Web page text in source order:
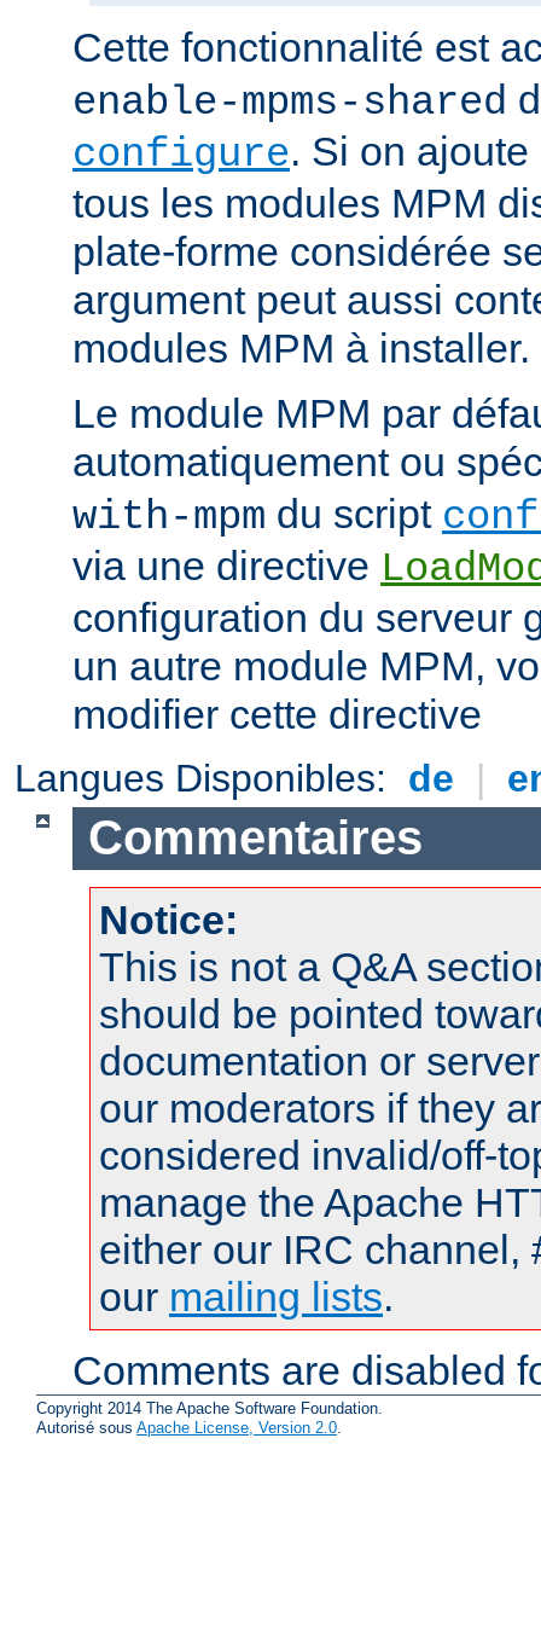
Cette fonctionnalité est
enable-mpms-shared
configure. Si on
tous les modules MPM
plate-forme considérée
argument peut aussi
modules MPM à installer.
Le module MPM par
automatiquement ou
with-mpm du script
via une directive
configuration du serveur
un autre module MPM,
modifier cette directive
Langues Disponibles: de |
Commentaires
Notice:
This is not a Q&A
should be pointed
documentation or
our moderators if they
considered invalid/off-
manage the Apache
either our IRC channel,
our mailing lists.
Comments are disabled
Copyright 2014 The Apache Software Foundation.
Autorisé sous Apache License, Version 2.0